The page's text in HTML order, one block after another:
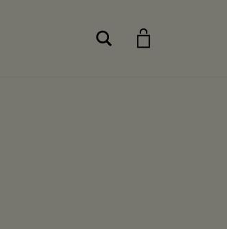
Buscar